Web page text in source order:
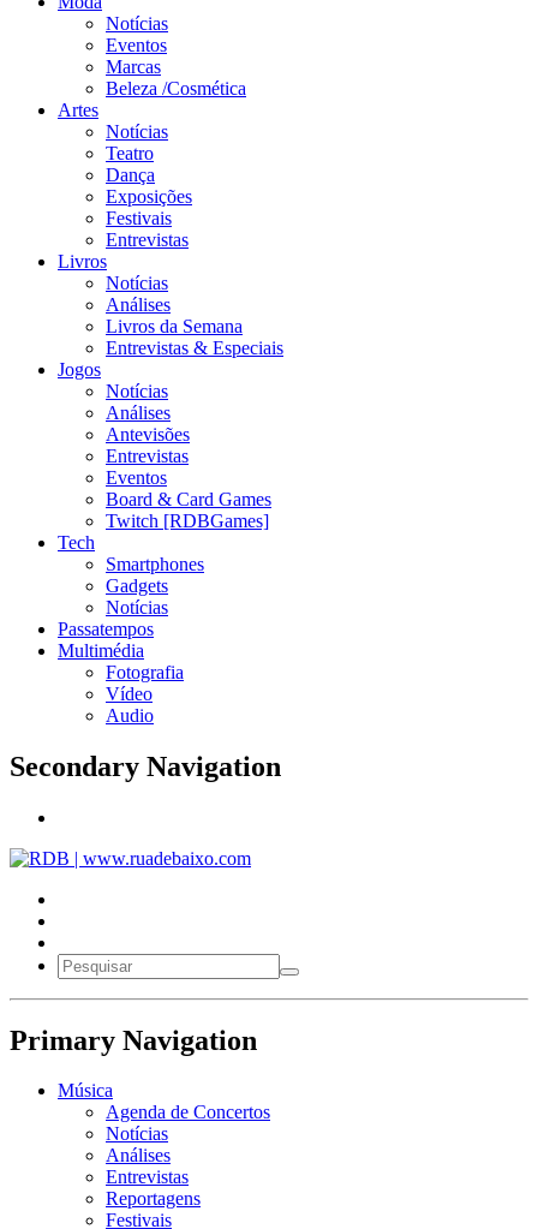
Notícias
Eventos
Marcas
Beleza /Cosmética
Artes
Notícias
Teatro
Dança
Exposições
Festivais
Entrevistas
Livros
Notícias
Análises
Livros da Semana
Entrevistas & Especiais
Jogos
Notícias
Análises
Antevisões
Entrevistas
Eventos
Board & Card Games
Twitch [RDBGames]
Tech
Smartphones
Gadgets
Notícias
Passatempos
Multimédia
Fotografia
Vídeo
Audio
Secondary Navigation
Primary Navigation
Música
Agenda de Concertos
Notícias
Análises
Entrevistas
Reportagens
Festivais